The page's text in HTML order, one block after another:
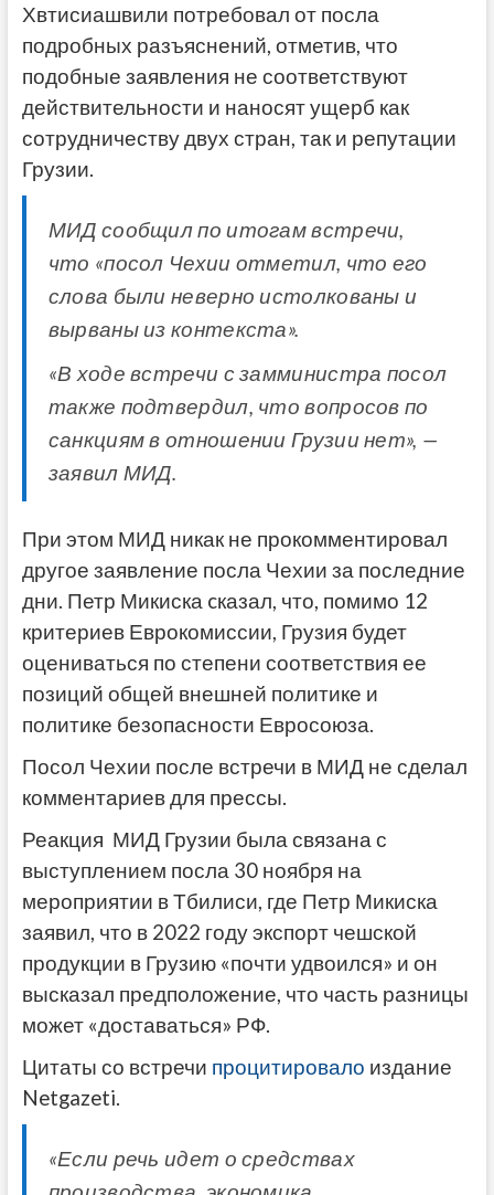
Хвтисиашвили потребовал от посла
подробных разъяснений, отметив, что
подобные заявления не соответствуют
действительности и наносят ущерб как
сотрудничеству двух стран, так и репутации
Грузии.
МИД сообщил по итогам встречи,
что «посол Чехии отметил, что его
слова были неверно истолкованы и
вырваны из контекста».
«В ходе встречи с замминистра посол
также подтвердил, что вопросов по
санкциям в отношении Грузии нет», —
заявил МИД.
При этом МИД никак не прокомментировал
другое заявление посла Чехии за последние
дни. Петр Микиска cказал, что, помимо 12
критериев Еврокомиссии, Грузия будет
оцениваться по степени соответствия ее
позиций общей внешней политике и
политике безопасности Евросоюза.
Посол Чехии после встречи в МИД не сделал
комментариев для прессы.
Реакция МИД Грузии была связана с
выступлением посла 30 ноября на
мероприятии в Тбилиси, где Петр Микиска
заявил, что в 2022 году экспорт чешской
продукции в Грузию «почти удвоился» и он
высказал предположение, что часть разницы
может «доставаться» РФ.
Цитаты со встречи процитировало издание
Netgazeti.
«Если речь идет о средствах